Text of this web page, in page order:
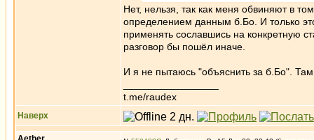
Нет, нельзя, так как меня обвиняют в
определением данным б.Бо. И только
применять сославшись на конкретную
разговор бы пошёл иначе.
И я не пытаюсь "объяснить за б.Бо".
t.me/raudex
Наверх